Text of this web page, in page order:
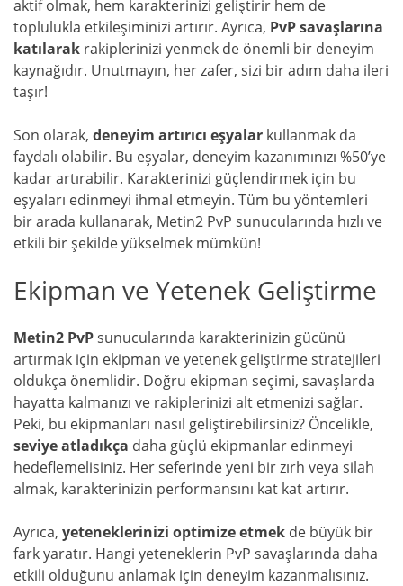
aktif olmak, hem karakterinizi geliştirir hem de
toplulukla etkileşiminizi artırır. Ayrıca, PvP savaşlarına
katılarak rakiplerinizi yenmek de önemli bir deneyim
kaynağıdır. Unutmayın, her zafer, sizi bir adım daha ileri
taşır!
Son olarak, deneyim artırıcı eşyalar kullanmak da
faydalı olabilir. Bu eşyalar, deneyim kazanımınızı %50’ye
kadar artırabilir. Karakterinizi güçlendirmek için bu
eşyaları edinmeyi ihmal etmeyin. Tüm bu yöntemleri
bir arada kullanarak, Metin2 PvP sunucularında hızlı ve
etkili bir şekilde yükselmek mümkün!
Ekipman ve Yetenek Geliştirme
Metin2 PvPsunucularında karakterinizin gücünü
artırmak için ekipman ve yetenek geliştirme stratejileri
oldukça önemlidir. Doğru ekipman seçimi, savaşlarda
hayatta kalmanızı ve rakiplerinizi alt etmenizi sağlar.
Peki, bu ekipmanları nasıl geliştirebilirsiniz? Öncelikle,
seviye atladıkça daha güçlü ekipmanlar edinmeyi
hedeflemelisiniz. Her seferinde yeni bir zırh veya silah
almak, karakterinizin performansını kat kat artırır.
Ayrıca, yeteneklerinizi optimize etmek de büyük bir
fark yaratır. Hangi yeteneklerin PvP savaşlarında daha
etkili olduğunu anlamak için deneyim kazanmalısınız.